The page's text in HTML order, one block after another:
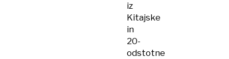
iz
Kitajske
in
20-
odstotne